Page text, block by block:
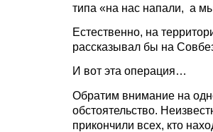
типа «на нас напали, а
Естественно, на
рассказывал бы на
И вот эта операция…
Обратим внимание на
обстоятельство.
прикончили всех, кто